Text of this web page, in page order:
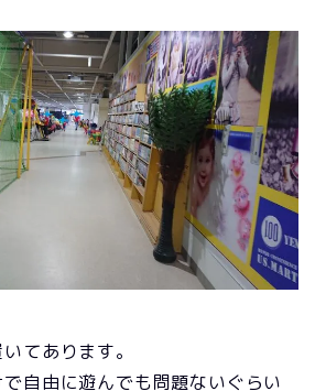
てあります。
自由に遊んでも問題ないぐらい